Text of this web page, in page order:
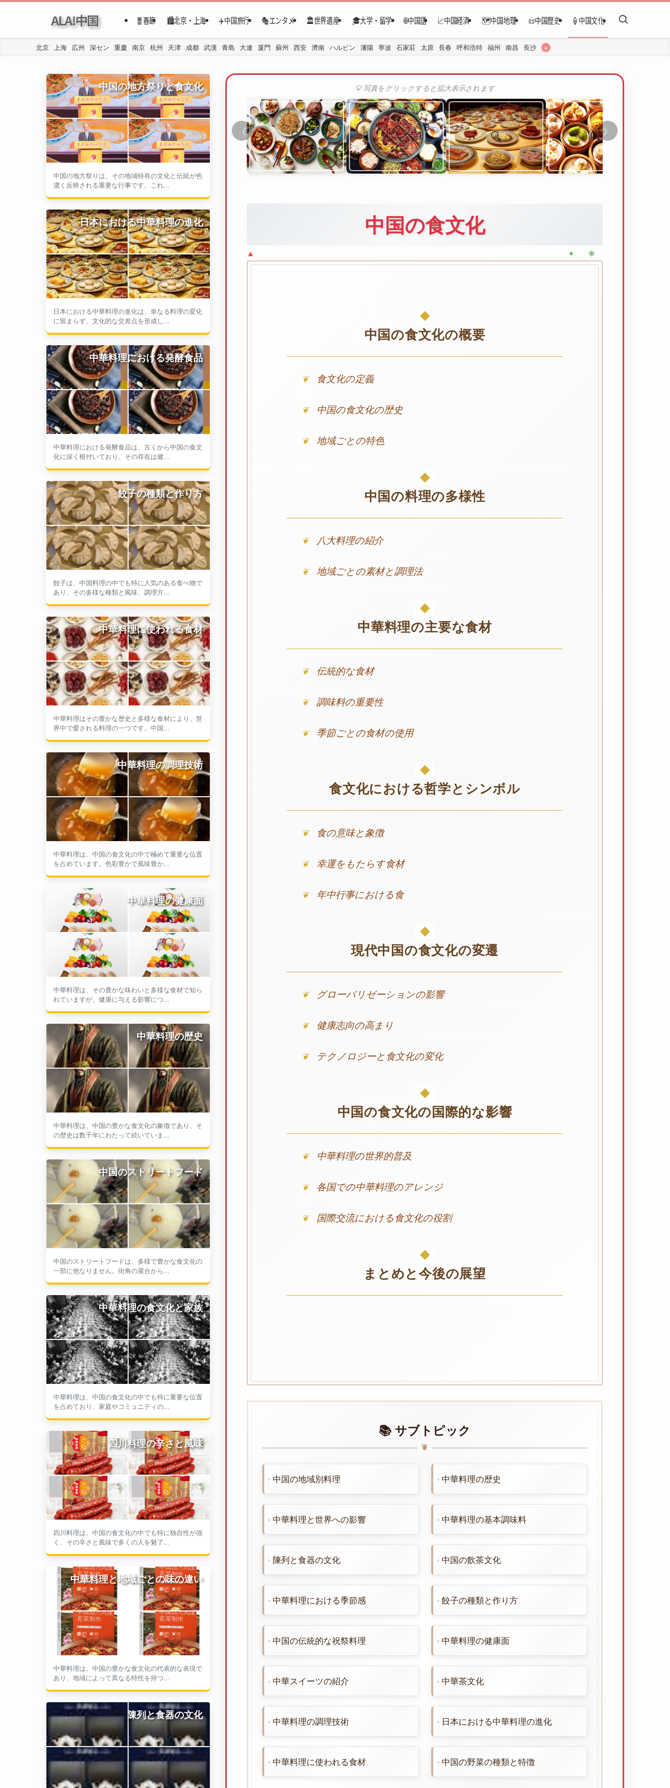
ALA!中国 🧧春節 🏙️北京・上海 ✈️中国旅行 🎭エンタメ 🏛️世界遺産 🎓大学・留学 🌐中国語 📈中国経済 🗺️中国地理 📜中国歴史 🏮中国文化
北京 上海 広州 深セン 重慶 南京 杭州 天津 成都 武漢 青島 大連 厦門 蘇州 西安 濟南 ハルビン 瀋陽 寧波 石家莊 太原 長春 呼和浩特 福州 南昌 長沙 +
💡 写真をクリックすると拡大表示されます
《 》
中国の食文化
中国の食文化の概要
食文化の定義
中国の食文化の歴史
地域ごとの特色
中国の料理の多様性
八大料理の紹介
地域ごとの素材と調理法
中華料理の主要な食材
伝統的な食材
調味料の重要性
季節ごとの食材の使用
食文化における哲学とシンボル
食の意味と象徴
幸運をもたらす食材
年中行事における食
現代中国の食文化の変遷
グローバリゼーションの影響
健康志向の高まり
テクノロジーと食文化の変化
中国の食文化の国際的な影響
中華料理の世界的普及
各国での中華料理のアレンジ
国際交流における食文化の役割
まとめと今後の展望
📚 サブトピック
中国の地域別料理 中華料理の歴史
中華料理と世界への影響 中華料理の基本調味料
陳列と食器の文化 中国の飲茶文化
中華料理における季節感 餃子の種類と作り方
中国の伝統的な祝祭料理 中華料理の健康面
中華スイーツの紹介 中華茶文化
中華料理の調理技術 日本における中華料理の進化
中華料理に使われる食材 中国の野菜の種類と特徴
中国の地方祭りと食文化
中国の地方祭りは、その地域特有の文化と伝統が色
濃く反映される重要な行事です。これ...
日本における中華料理の進化
日本における中華料理の進化は、単なる料理の変化
に留まらず、文化的な交差点を形成し...
中華料理における発酵食品
中華料理における発酵食品は、古くから中国の食文
化に深く根付いており、その存在は健...
餃子の種類と作り方
餃子は、中国料理の中でも特に人気のある食べ物で
あり、その多様な種類と風味、調理方...
中華料理に使われる食材
中華料理はその豊かな歴史と多様な食材により、世
界中で愛される料理の一つです。中国...
中華料理の調理技術
中華料理は、中国の食文化の中で極めて重要な位置
を占めています。色彩豊かで風味豊か...
中華料理の健康面
中華料理は、その豊かな味わいと多様な食材で知ら
れていますが、健康に与える影響につ...
中華料理の歴史
中華料理は、中国の豊かな食文化の象徴であり、そ
の歴史は数千年にわたって続いていま...
中国のストリートフード
中国のストリートフードは、多様で豊かな食文化の
一部に他なりません。街角の屋台から...
中華料理の食文化と家族
中華料理は、中国の食文化の中でも特に重要な位置
を占めており、家庭やコミュニティの...
四川料理の辛さと風味
四川料理は、中国の食文化の中でも特に独自性が強
く、その辛さと風味で多くの人を魅了...
中華料理と地域ごとの味の違い
中華料理は、中国の豊かな食文化の代表的な表現で
あり、地域によって異なる特性を持つ...
陳列と食器の文化